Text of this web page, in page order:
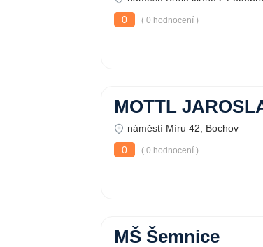
0
( 0 hodnocení )
MOTTL
náměstí Míru 42, Bochov
0
( 0 hodnocení )
MŠ Šemnice